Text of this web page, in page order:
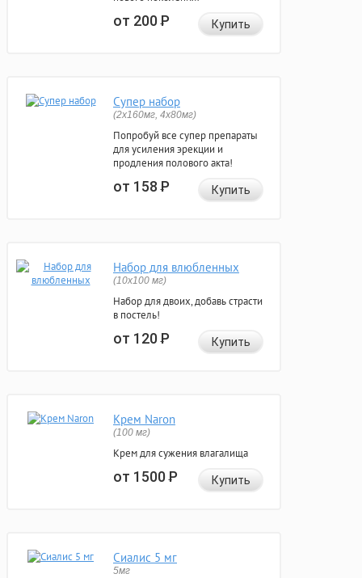
от 200Р Купить
Супер набор
(2х160мг, 4х80мг)
Попробуй все супер препараты
для усиления эрекции и
продления полового акта!
от 158Р Купить
Набор для влюбленных
(10х100 мг)
Набор для двоих, добавь страсти
в постель!
от 120Р Купить
Крем Naron
(100 мг)
Крем для сужения влагалища
от 1500Р Купить
Сиалис 5 мг
5мг